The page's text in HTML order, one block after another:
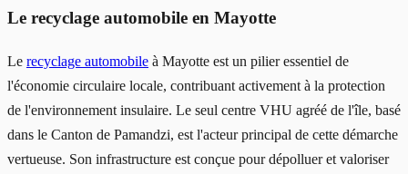
Le recyclage automobile en Mayotte
Le recyclage automobile à Mayotte est un pilier essentiel de
l'économie circulaire locale, contribuant activement à la protection
de l'environnement insulaire. Le seul centre VHU agréé de l'île, basé
dans le Canton de Pamandzi, est l'acteur principal de cette démarche
vertueuse. Son infrastructure est conçue pour dépolluer et valoriser